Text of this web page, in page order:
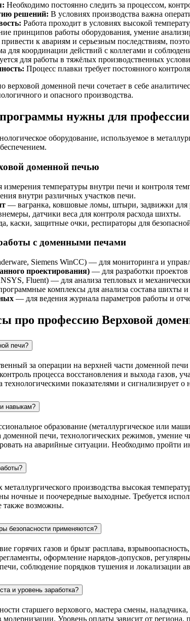
Необходимо постоянно следить за процессом,
решений: В условиях производства важна
Работа проходит в условиях высокой
принципов работы оборудования, умение
к авариям и серьезным последствиям,
для координации действий с коллегами и
для работы в тяжёлых производственных
Процесс плавки требует постоянного
верховой доменной печи сочетает в себе
и опасного производства.
нужны для профессии
оборудование, используемое в
доменной печью
температуры внутри печи и контроля
внутри различных участков печи.
— вагранка, ковшовые ломы, штыри, задвижки для
датчики веса для контроля расхода шихты.
каски, защитные очки, респираторы для
с доменными печами
Siemens WinCC) — для мониторинга и
проектирования) — для разработки
Fluent) — для анализа тепловых и
комплексы для анализа состава шихты и
— для ведения журнала параметров работы и
про профессию Верховой
печи?
за операции на верхней части доменной
процесса восстановления и выхода газов,
показателями и сигнализирует
навыкам?
образование (металлургическое или
печи, технологических режимов,
на аварийные ситуации. Необходимо
металлургического производства высокая
и поочередные выходные. Требуется
также возможны.
безопасности применяются?
горячих газов и брызг расплава,
оформление нарядов-допусков,
соблюдение порядков тушения и локализации
и уровень заработка?
старшего верхового, мастера смены,
Уровень оплаты зависит от